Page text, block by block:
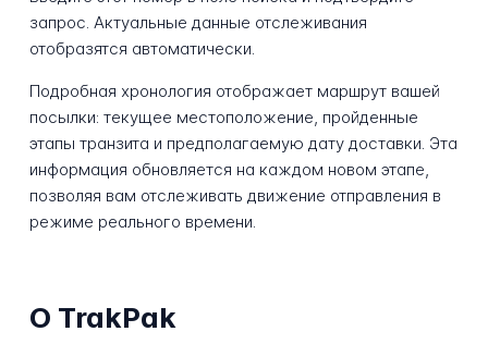
запрос. Актуальные данные отслеживания
отобразятся автоматически.
Подробная хронология отображает маршрут вашей
посылки: текущее местоположение, пройденные
этапы транзита и предполагаемую дату доставки. Эта
информация обновляется на каждом новом этапе,
позволяя вам отслеживать движение отправления в
режиме реального времени.
О TrakPak